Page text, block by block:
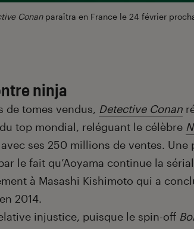
Conanparaîtra en France le 24 février
ninja
de tomes vendus, Detective Conan
top mondial, reléguant le célèbre
ses 250 millions de ventes. Une
le fait qu’Aoyama continue la
à Masashi Kishimoto qui a
2014.
injustice, puisque le spin-off